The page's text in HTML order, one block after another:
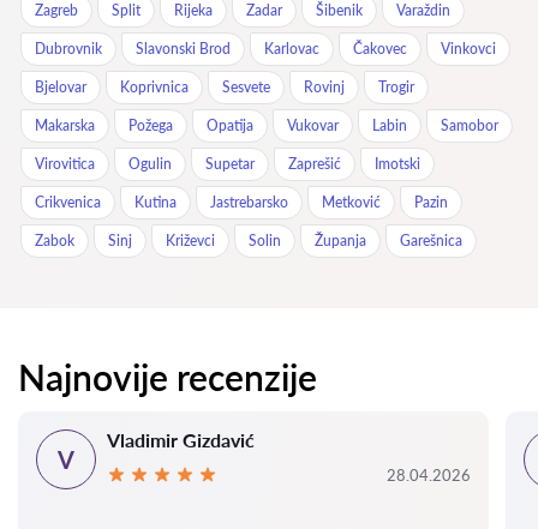
Zagreb Split Rijeka Zadar Šibenik Varaždin
Dubrovnik Slavonski Brod Karlovac Čakovec Vinkovci
Bjelovar Koprivnica Sesvete Rovinj Trogir
Makarska Požega Opatija Vukovar Labin Samobor
Virovitica Ogulin Supetar Zaprešić Imotski
Crikvenica Kutina Jastrebarsko Metković Pazin
Zabok Sinj Križevci Solin Županja Garešnica
Najnovije recenzije
V
Vladimir Gizdavić
28.04.2026